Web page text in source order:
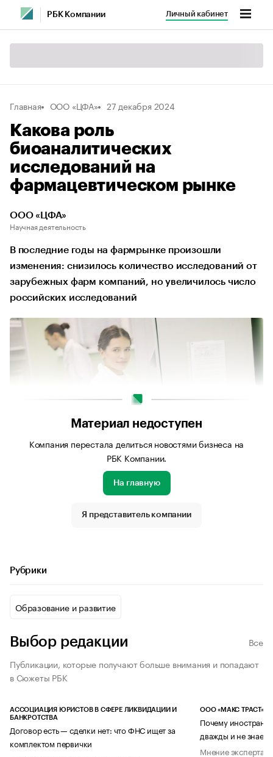
РБК Компании Личный кабинет
Главная ООО «ЦФА» 27 декабря 2024
Какова роль
биоаналитических
исследований на
фармацевтическом рынке
ООО «ЦФА»
Научная деятельность
В последние годы на фармрынке произошли
изменения: снизилось количество исследований от
зарубежных фарм компаний, но увеличилось число
российских исследований
Источник изображения: Личный архив компании
Материал недоступен
Компания перестала делиться новостями бизнеса на
РБК Компании.
На главную
Я представитель компании
Рубрики
Образование и развитие
Выбор редакции
Все
Публикации, которые получают больше внимания и попадают
в Сюжеты РБК
АССОЦИАЦИЯ ЮРИСТОВ В СФЕРЕ ЛИКВИДАЦИИ И
БАНКРОТСТВА
Договор есть — сделки нет: что ФНС ищет за
комплектом первички
ООО «МАКС ТРАСТ»
Почему
дважды и не знает
Мнение эксперта